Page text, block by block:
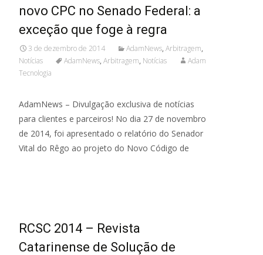
novo CPC no Senado Federal: a
exceção que foge à regra
3 de dezembro de 2014 AdamNews, Arbitragem,
Notícias
AdamNews, Arbitragem, Notícias
Adam
Tecnologia
AdamNews – Divulgação exclusiva de notícias
para clientes e parceiros! No dia 27 de novembro
de 2014, foi apresentado o relatório do Senador
Vital do Rêgo ao projeto do Novo Código de
RCSC 2014 – Revista
Catarinense de Solução de